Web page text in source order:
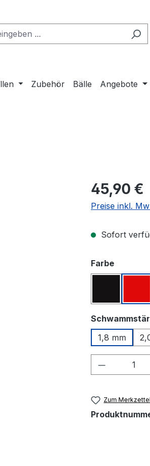
Zubehör Bälle Angebote
Regulärer Preis:
45,90 €
Preise inkl.
Sofort
Farbe
1,8 mm
Produkt
Zum